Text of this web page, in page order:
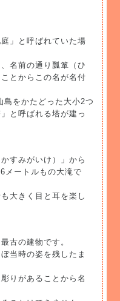
」と呼ばれていた場
名前の通り瓢箪（ひ
とからこの名が名付
をかたどった大小2つ
と呼ばれる塔が建っ
すみがいけ）」から
メートルもの大滝で
大きく目と耳を楽し
古の建物です。
当時の姿を残したま
りがあることから名